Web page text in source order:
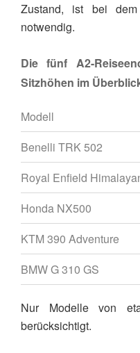
Zustand, ist bei
notwendig.
Die fünf A2-
Sitzhöhen im
Modell
Benelli TRK 502
Royal Enfield
Honda NX500
KTM 390 Adventure
BMW G 310 GS
Nur Modelle von
berücksichtigt.